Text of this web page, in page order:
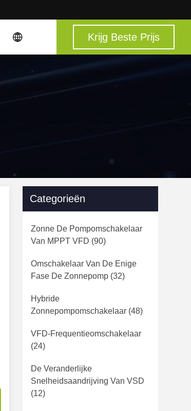
Krijg Beste Prijs
Categorieën
Zonne De Pompomschakelaar
Van MPPT VFD (90)
Omschakelaar Van De Enige
Fase De Zonnepomp (32)
Hybride
Zonnepompomschakelaar (48)
VFD-Frequentieomschakelaar
(24)
De Veranderlijke
Snelheidsaandrijving Van VSD
(12)